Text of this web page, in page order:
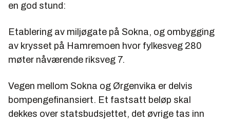
en god stund:
Etablering av miljøgate på Sokna, og ombygging
av krysset på Hamremoen hvor fylkesveg 280
møter nåværende riksveg 7.
Vegen mellom Sokna og Ørgenvika er delvis
bompengefinansiert. Et fastsatt beløp skal
dekkes over statsbudsjettet, det øvrige tas inn